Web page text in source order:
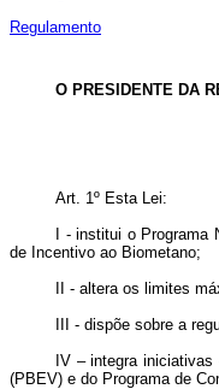
Regulamento
O PRESIDENTE DA
Art. 1º Esta Lei:
I - institui o
de Incentivo ao Biometano;
II - altera os limites
III - dispõe sobre a
IV – integra
(PBEV) e do Programa de